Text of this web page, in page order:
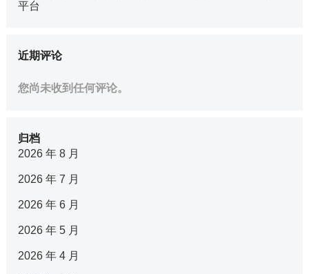
平台
近期评论
您尚未收到任何评论。
归档
2026 年 8 月
2026 年 7 月
2026 年 6 月
2026 年 5 月
2026 年 4 月